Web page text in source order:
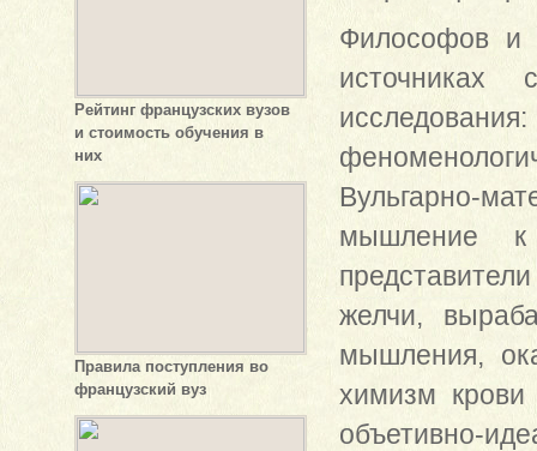
Рейтинг французских вузов
и стоимость обучения в
них
Правила поступления во
французский вуз
Философов и
источниках
Вульгарно-
мышление к
желчи,
мышления,
химизм
объетивно-